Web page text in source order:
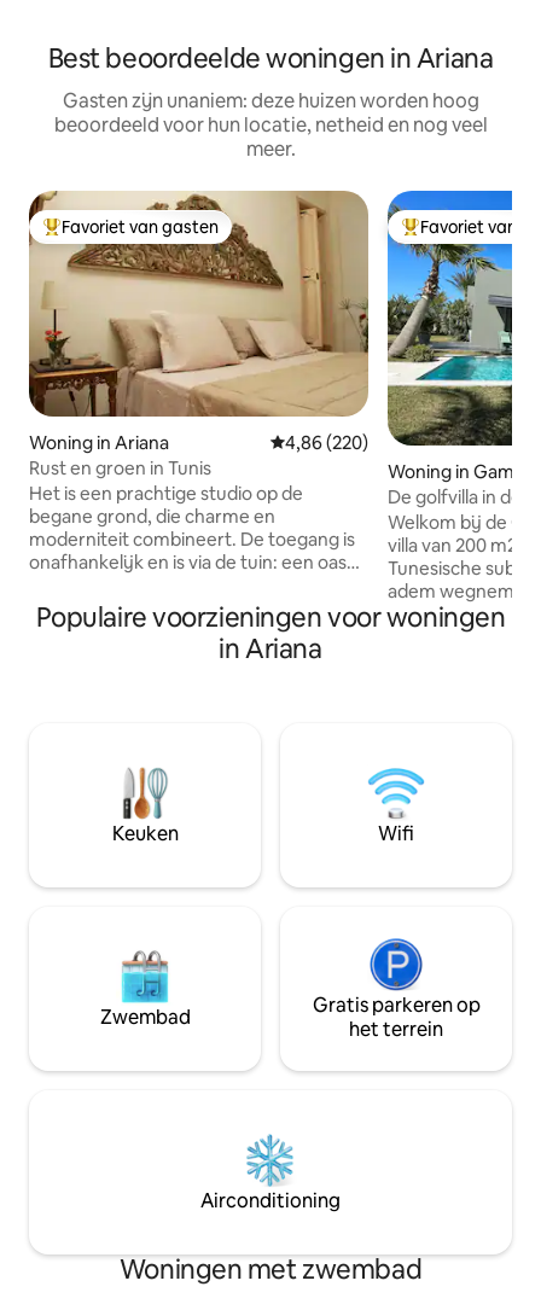
Best beoordeelde woningen in Ariana
Gasten zijn unaniem: deze huizen worden hoog
beoordeeld voor hun locatie, netheid en nog veel
meer.
Topfavoriet van gasten
Favoriet van gasten
Woning in Ariana Gemiddelde beoordeling van
4,86 (220)
Rust en groen in Tunis
Het is een prachtige studio op de
begane grond, die charme en
moderniteit combineert. De toegang is
onafhankelijk en is via de tuin: een oase
meter van winkels en restaurants, in de
woonwijk El Menzah. Allerlei
voorzieningen in de directe omgeving:
minuten rijafstand. Sidi Bou Said Marsa
Geen probleem parkeren voor het huis
er is altijd ruimte ! Bus- of metrostation
het gemakkelijk om taxi 's te vinden! De
schoon in zacht ivoor en grijstinten (
zeer koken !). De studio is ingericht met
een groot bed van 180 cm met
uitstekend beddengoed ! Er is een
een grote dressing. De kitchenette is
koffiezetapparaat, waterkoker, enz. Er is
ook een flatscreen-tv (Franse en andere
verwarming en airconditioning . Voor uw
aangeboden ! Er is ook toegang tot het
familiezwembad
Topfavoriet van
Favoriet van
Woning in
De golfvilla in de
Welkom bij de
villa van 200 m2
Tunesische
adem wegnemen
open tuin op de
in het hart van
beveiligd gebied,
winkels, op 5
strand.
Populaire voorzieningen voor woningen
in Ariana
Keuken Wifi
Zwembad
Gratis parkeren op
het terrein
Airconditioning
Woningen met zwembad